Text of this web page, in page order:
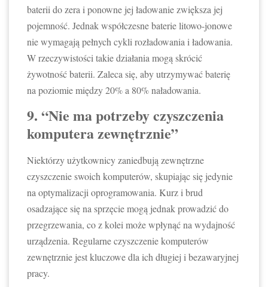
baterii do zera i ponowne jej ładowanie zwiększa jej
pojemność. Jednak współczesne baterie litowo-jonowe
nie wymagają pełnych cykli rozładowania i ładowania.
W rzeczywistości takie działania mogą skrócić
żywotność baterii. Zaleca się, aby utrzymywać baterię
na poziomie między 20% a 80% naładowania.
9. “Nie ma potrzeby czyszczenia
komputera zewnętrznie”
Niektórzy użytkownicy zaniedbują zewnętrzne
czyszczenie swoich komputerów, skupiając się jedynie
na optymalizacji oprogramowania. Kurz i brud
osadzające się na sprzęcie mogą jednak prowadzić do
przegrzewania, co z kolei może wpłynąć na wydajność
urządzenia. Regularne czyszczenie komputerów
zewnętrznie jest kluczowe dla ich długiej i bezawaryjnej
pracy.